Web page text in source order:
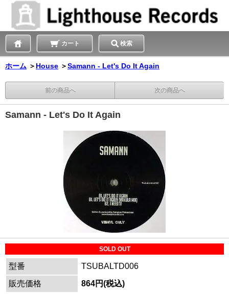
カート 検索
ホーム ＞ House ＞Samann - Let's Do It Again
前の商品へ 次の商品へ
Samann - Let's Do It Again
SOLD OUT
型番
TSUBALTD006
販売価格
864円(税込)